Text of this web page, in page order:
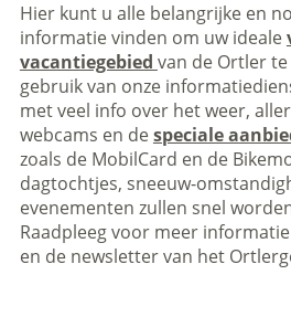
Hier kunt u alle belangrijke en
informatie vinden om uw ideale
vacantiegebied van de Ortler
gebruik van onze
met veel info over het weer,
webcams en despeciale
zoals de MobilCard en de
dagtochtjes, sneeuw-
evenementen zullen snel
Raadpleeg voor meer
en de newsletter van het